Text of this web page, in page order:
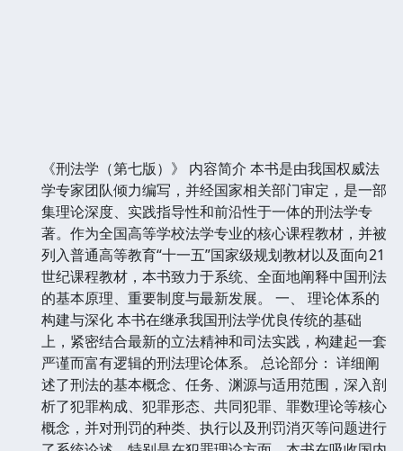
《刑法学（第七版）》 内容简介 本书是由我国权威法
学专家团队倾力编写，并经国家相关部门审定，是一部
集理论深度、实践指导性和前沿性于一体的刑法学专
著。作为全国高等学校法学专业的核心课程教材，并被
列入普通高等教育“十一五”国家级规划教材以及面向21
世纪课程教材，本书致力于系统、全面地阐释中国刑法
的基本原理、重要制度与最新发展。 一、 理论体系的
构建与深化 本书在继承我国刑法学优良传统的基础
上，紧密结合最新的立法精神和司法实践，构建起一套
严谨而富有逻辑的刑法理论体系。 总论部分： 详细阐
述了刑法的基本概念、任务、渊源与适用范围，深入剖
析了犯罪构成、犯罪形态、共同犯罪、罪数理论等核心
概念，并对刑罚的种类、执行以及刑罚消灭等问题进行